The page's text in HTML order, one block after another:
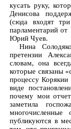
кусать руку,
Денисова
(сюда входят
парламентарий
Юрий Чуев.
Нина
претензии
словам, она
которые связаны
процессу
виде
почему мои
заметила
многочисленные
публикуются в